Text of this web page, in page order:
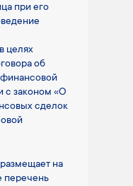
при его
целях
об
финансовой
с законом «О
сделок
на
перечень